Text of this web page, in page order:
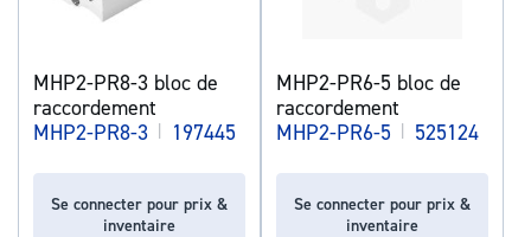
MHP2-PR8-3 bloc de
raccordement
MHP2-PR8-3 | 197445
Se connecter pour prix &
inventaire
MHP2-PR6-5 bloc de
raccordement
MHP2-PR6-5 | 525124
Se connecter pour prix &
inventaire